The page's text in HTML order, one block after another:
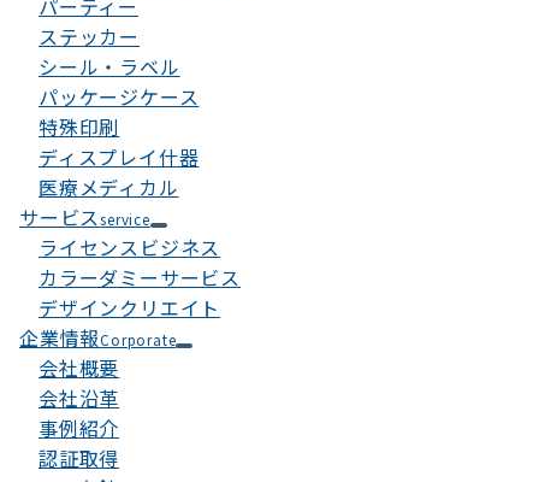
パーティー
ステッカー
シール・ラベル
パッケージケース
特殊印刷
ディスプレイ什器
医療メディカル
サービスservice
ライセンスビジネス
カラーダミーサービス
デザインクリエイト
企業情報Corporate
会社概要
会社沿革
事例紹介
認証取得